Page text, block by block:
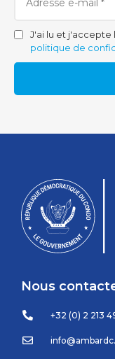
J'ai lu et
politique de
Nous
+32 (0) 2 213